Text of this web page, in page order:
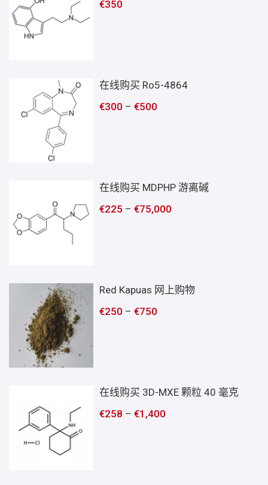
€350
在线购买 Ro5-4864
€300 –€500
在线购买 MDPHP 游离碱
€225 –€75,000
Red Kapuas 网上购物
€250 –€750
在线购买 3D-MXE 颗粒 40 毫克
€258 –€1,400